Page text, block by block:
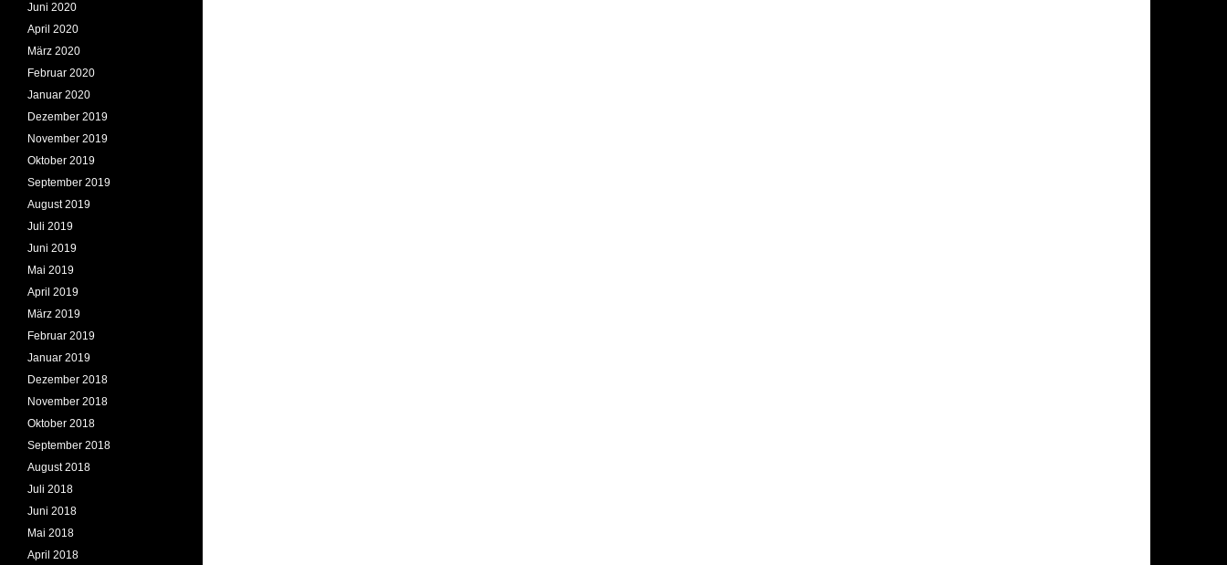
Juni 2020
April 2020
März 2020
Februar 2020
Januar 2020
Dezember 2019
November 2019
Oktober 2019
September 2019
August 2019
Juli 2019
Juni 2019
Mai 2019
April 2019
März 2019
Februar 2019
Januar 2019
Dezember 2018
November 2018
Oktober 2018
September 2018
August 2018
Juli 2018
Juni 2018
Mai 2018
April 2018